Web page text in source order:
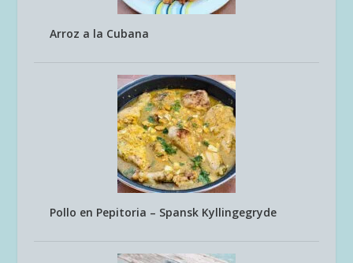
Arroz a la Cubana
Pollo en Pepitoria – Spansk Kyllingegryde